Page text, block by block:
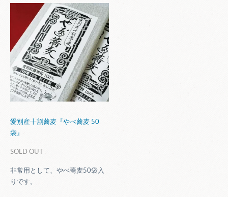
愛別産十割蕎麦『やべ蕎麦 50
袋』
SOLD OUT
非常用として、やべ蕎麦50袋入
りです。